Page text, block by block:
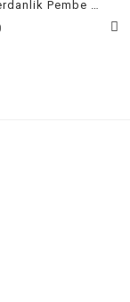
Angelic:Gerdanlik Pembe Altin Kaplama